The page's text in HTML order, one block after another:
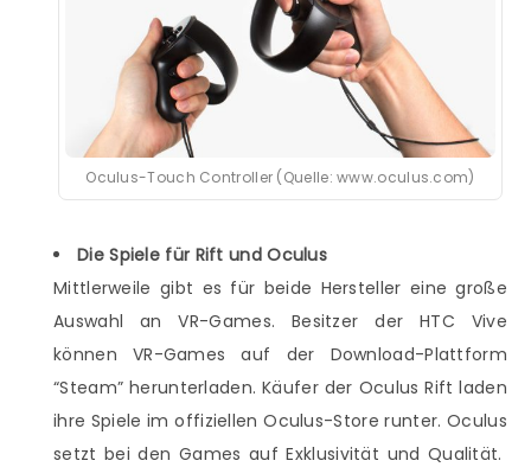
Oculus-Touch Controller (Quelle: www.oculus.com)
Die Spiele für Rift und Oculus
Mittlerweile gibt es für beide Hersteller eine große
Auswahl an VR-Games. Besitzer der HTC Vive
können VR-Games auf der Download-Plattform
“Steam” herunterladen. Käufer der Oculus Rift laden
ihre Spiele im offiziellen Oculus-Store runter. Oculus
setzt bei den Games auf Exklusivität und Qualität.